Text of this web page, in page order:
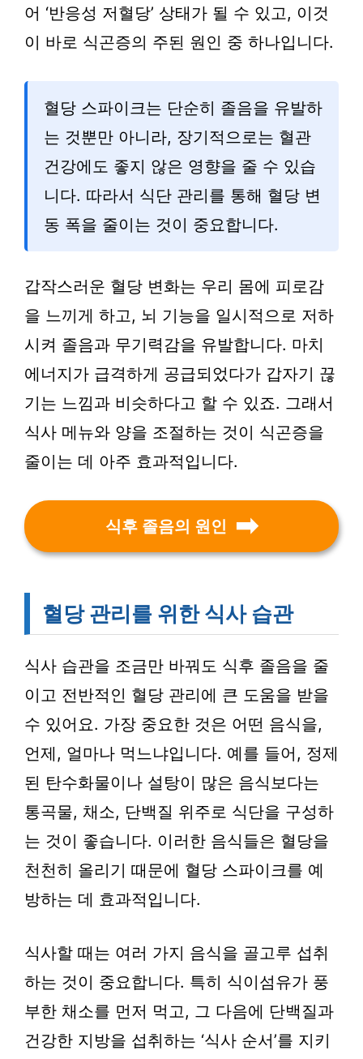
어 ‘반응성 저혈당’ 상태가 될 수 있고, 이것
이 바로 식곤증의 주된 원인 중 하나입니다.
혈당 스파이크는 단순히 졸음을 유발하
는 것뿐만 아니라, 장기적으로는 혈관
건강에도 좋지 않은 영향을 줄 수 있습
니다. 따라서 식단 관리를 통해 혈당 변
동 폭을 줄이는 것이 중요합니다.
갑작스러운 혈당 변화는 우리 몸에 피로감
을 느끼게 하고, 뇌 기능을 일시적으로 저하
시켜 졸음과 무기력감을 유발합니다. 마치
에너지가 급격하게 공급되었다가 갑자기 끊
기는 느낌과 비슷하다고 할 수 있죠. 그래서
식사 메뉴와 양을 조절하는 것이 식곤증을
줄이는 데 아주 효과적입니다.
식후 졸음의 원인
혈당 관리를 위한 식사 습관
식사 습관을 조금만 바꿔도 식후 졸음을 줄
이고 전반적인 혈당 관리에 큰 도움을 받을
수 있어요. 가장 중요한 것은 어떤 음식을,
언제, 얼마나 먹느냐입니다. 예를 들어, 정제
된 탄수화물이나 설탕이 많은 음식보다는
통곡물, 채소, 단백질 위주로 식단을 구성하
는 것이 좋습니다. 이러한 음식들은 혈당을
천천히 올리기 때문에 혈당 스파이크를 예
방하는 데 효과적입니다.
식사할 때는 여러 가지 음식을 골고루 섭취
하는 것이 중요합니다. 특히 식이섬유가 풍
부한 채소를 먼저 먹고, 그 다음에 단백질과
건강한 지방을 섭취하는 ‘식사 순서’를 지키